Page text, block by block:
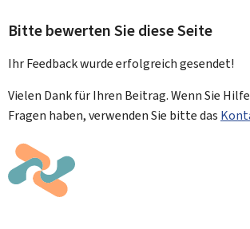
Bitte bewerten Sie diese Seite
Ihr Feedback wurdeerfolgreichgesendet!
Vielen Dank für Ihren Beitrag. Wenn Sie
Fragen haben, verwenden Sie bitte das